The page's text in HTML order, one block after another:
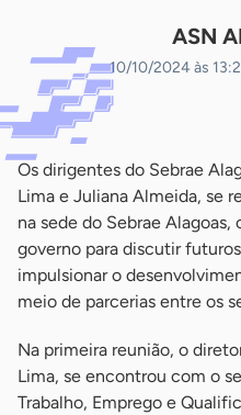
ASN
10/10/2024 às
Os dirigentes do Sebrae
Lima e Juliana Almeida, se
na sede do Sebrae
governo para discutir
impulsionar o
meio de parcerias entre os
Na primeira reunião, o
Lima, se encontrou com o
Trabalho, Emprego e